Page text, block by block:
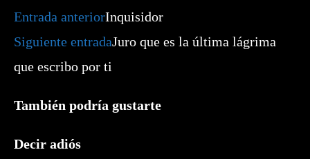
Leer
más
artículos
Entrada anteriorInquisidor
Siguiente entradaJuro que es la última lágrima
que escribo por ti
También podría gustarte
Decir adiós